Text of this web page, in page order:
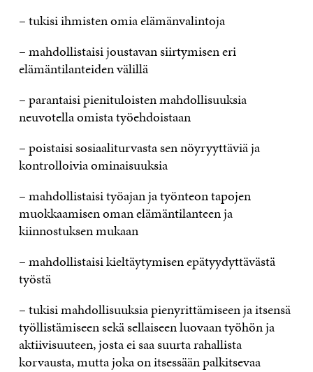
– tukisi ihmisten omia elämänvalintoja
– mahdollistaisi joustavan siirtymisen eri
elämäntilanteiden välillä
– parantaisi pienituloisten mahdollisuuksia
neuvotella omista työehdoistaan
– poistaisi sosiaaliturvasta sen nöyryyttäviä ja
kontrolloivia ominaisuuksia
– mahdollistaisi työajan ja työnteon tapojen
muokkaamisen oman elämäntilanteen ja
kiinnostuksen mukaan
– mahdollistaisi kieltäytymisen epätyydyttävästä
työstä
– tukisi mahdollisuuksia pienyrittämiseen ja itsensä
työllistämiseen sekä sellaiseen luovaan työhön ja
aktiivisuuteen, josta ei saa suurta rahallista
korvausta, mutta joka on itsessään palkitsevaa